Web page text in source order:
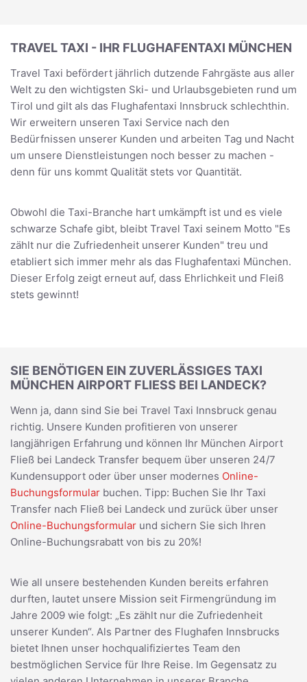
TRAVEL TAXI - IHR FLUGHAFENTAXI MÜNCHEN
Travel Taxi befördert jährlich dutzende Fahrgäste aus aller
Welt zu den wichtigsten Ski- und Urlaubsgebieten rund um
Tirol und gilt als das Flughafentaxi Innsbruck schlechthin.
Wir erweitern unseren Taxi Service nach den
Bedürfnissen unserer Kunden und arbeiten Tag und Nacht
um unsere Dienstleistungen noch besser zu machen -
denn für uns kommt Qualität stets vor Quantität.
Obwohl die Taxi-Branche hart umkämpft ist und es viele
schwarze Schafe gibt, bleibt Travel Taxi seinem Motto "Es
zählt nur die Zufriedenheit unserer Kunden" treu und
etabliert sich immer mehr als das Flughafentaxi München.
Dieser Erfolg zeigt erneut auf, dass Ehrlichkeit und Fleiß
stets gewinnt!
SIE BENÖTIGEN EIN ZUVERLÄSSIGES TAXI
MÜNCHEN AIRPORT FLIESS BEI LANDECK?
Wenn ja, dann sind Sie bei Travel Taxi Innsbruck genau
richtig. Unsere Kunden profitieren von unserer
langjährigen Erfahrung und können Ihr München Airport
Fließ bei Landeck Transfer bequem über unseren 24/7
Kundensupport oder über unser modernes Online-
Buchungsformular buchen. Tipp: Buchen Sie Ihr Taxi
Transfer nach Fließ bei Landeck und zurück über unser
Online-Buchungsformular und sichern Sie sich Ihren
Online-Buchungsrabatt von bis zu 20%!
Wie all unsere bestehenden Kunden bereits erfahren
durften, lautet unsere Mission seit Firmengründung im
Jahre 2009 wie folgt: „Es zählt nur die Zufriedenheit
unserer Kunden“. Als Partner des Flughafen Innsbrucks
bietet Ihnen unser hochqualifiziertes Team den
bestmöglichen Service für Ihre Reise. Im Gegensatz zu